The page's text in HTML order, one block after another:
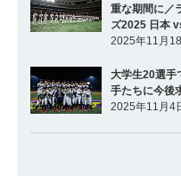
重な期間に／
ズ2025 日本
2025年11月
大学生20選手
手たちに今後
2025年11月4